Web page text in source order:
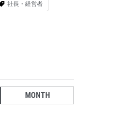
社長・経営者
MONTH